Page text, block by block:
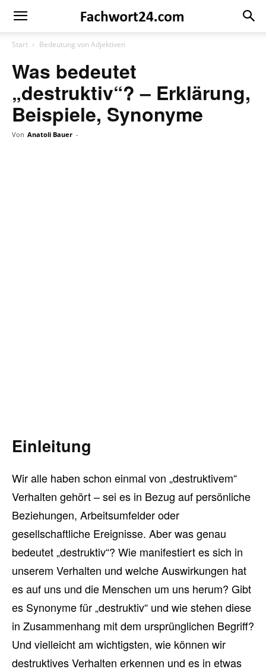
Fachwort24
ShopStart Bedeutung von Adjektiven
Was bedeutet
„destruktiv“? – Erklärung,
Beispiele, Synonyme
Von Anatoli Bauer -
Einleitung
Wir alle haben schon einmal von „destruktivem“
Verhalten gehört – sei es in Bezug auf persönliche
Beziehungen, Arbeitsumfelder oder
gesellschaftliche Ereignisse. Aber was genau
bedeutet „destruktiv“? Wie manifestiert es sich in
unserem Verhalten und welche Auswirkungen hat
es auf uns und die Menschen um uns herum? Gibt
es Synonyme für „destruktiv“ und wie stehen diese
in Zusammenhang mit dem ursprünglichen Begriff?
Und vielleicht am wichtigsten, wie können wir
destruktives Verhalten erkennen und es in etwas